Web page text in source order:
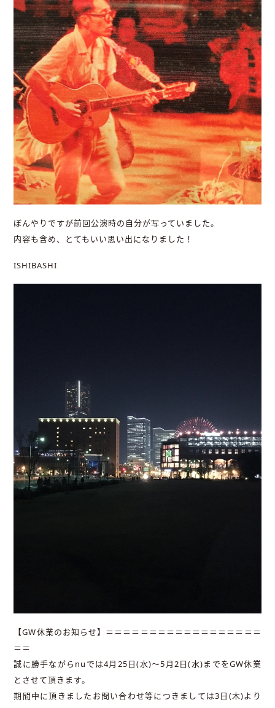
ぼんやりですが前回公演時の自分が写っていました。
内容も含め、とてもいい思い出になりました！
ISHIBASHI
【GW休業のお知らせ】＝＝＝＝＝＝＝＝＝＝＝＝＝＝＝＝＝＝
＝＝
誠に勝手ながらnuでは4月25日(水)～5月2日(水)までをGW休業
とさせて頂きます。
期間中に頂きましたお問い合わせ等につきましては3日(木)より